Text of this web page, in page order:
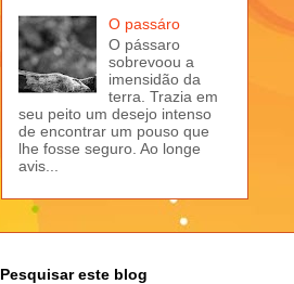
O passáro
O pássaro
sobrevoou a
imensidão da
terra. Trazia em
seu peito um desejo intenso
de encontrar um pouso que
lhe fosse seguro. Ao longe
avis...
Pesquisar este blog